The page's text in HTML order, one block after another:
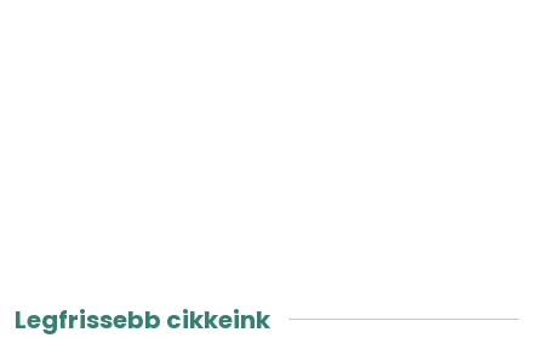
Legfrissebb cikkeink